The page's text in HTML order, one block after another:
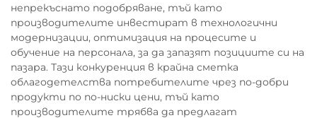
непрекъснато подобряване, тъй като
производителите инвестират в технологични
модернизации, оптимизация на процесите и
обучение на персонала, за да запазят позициите си на
пазара. Тази конкуренция в крайна сметка
облагодетелства потребителите чрез по-добри
продукти по по-ниски цени, тъй като
производителите трябва да предлагат